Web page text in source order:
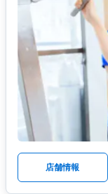
店舗情報